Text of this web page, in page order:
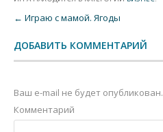
Post navigation
← Играю с мамой. Ягоды
ДОБАВИТЬ КОММЕНТАРИЙ
Ваш e-mail не будет опубликован.
Комментарий